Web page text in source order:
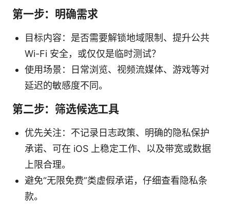
第一步：明确需求
目标内容：是否需要解锁地域限制、提升公共
Wi-Fi 安全，或仅仅是临时测试？
使用场景：日常浏览、视频流媒体、游戏等对
延迟的敏感度不同。
第二步：筛选候选工具
优先关注：不记录日志政策、明确的隐私保护
承诺、可在 iOS 上稳定工作、以及带宽或数据
上限合理。
避免“无限免费”类虚假承诺，仔细查看隐私条
款。